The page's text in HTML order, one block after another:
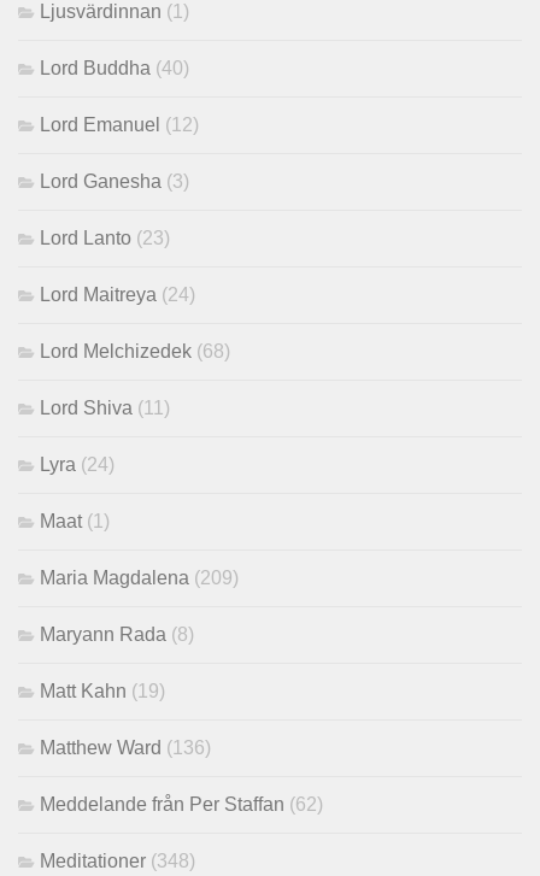
Ljusvärdinnan (1)
Lord Buddha (40)
Lord Emanuel (12)
Lord Ganesha (3)
Lord Lanto (23)
Lord Maitreya (24)
Lord Melchizedek (68)
Lord Shiva (11)
Lyra (24)
Maat(1)
Maria Magdalena (209)
Maryann Rada (8)
Matt Kahn (19)
Matthew Ward (136)
Meddelande från Per Staffan (62)
Meditationer (348)